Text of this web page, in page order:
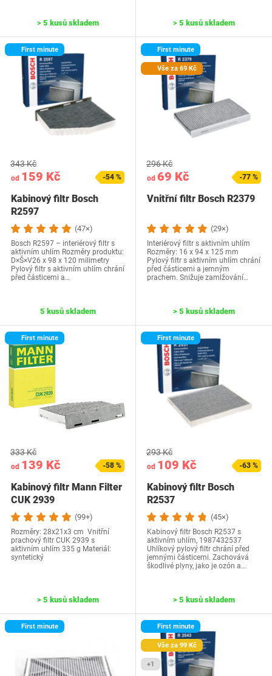
> 5 kusů skladem > 5 kusů skladem
First minute
od 159 Kč
343 Kč
-54 %
Kabinový filtr Bosch
R2597
(47×)
Bosch R2597 – interiérový filtr s
aktivním uhlím Rozměry produktu:
D×Š×V26 x 98 x 120 milimetry
Pylový filtr s aktivním uhlím chrání
před částicemi a…
5 kusů skladem
First minute
Vše za 69 Kč
od 69 Kč
296 Kč
-77 %
Vnitřní filtr Bosch R2379
(29×)
Interiérový filtr s aktivním uhlím
Rozměry: 16 x 94 x 125 mm
Pylový filtr s aktivním uhlím chrání
před částicemi a jemným
prachem. Snižuje zamlžování…
> 5 kusů skladem
First minute
od 139 Kč
333 Kč
-58 %
Kabinový filtr Mann Filter
CUK 2939
(99+)
Rozměry: 28x21x3 cm Vnitřní
prachový filtr CUK 2939 s
aktivním uhlím ‎335 g Materiál:
syntetický
> 5 kusů skladem
First minute
od 109 Kč
293 Kč
-63 %
Kabinový filtr Bosch
R2537
(45×)
Kabinový filtr Bosch R2537 s
aktivním uhlím, 1987432537
Uhlíkový pylový filtr chrání před
jemnými částicemi. Zachovává
škodlivé plyny, jako je ozón a…
> 5 kusů skladem
First minute First minute
Vše za 99 Kč
+1